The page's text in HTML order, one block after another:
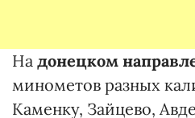
На донецком
минометов разных
Каменку, Зайцево,